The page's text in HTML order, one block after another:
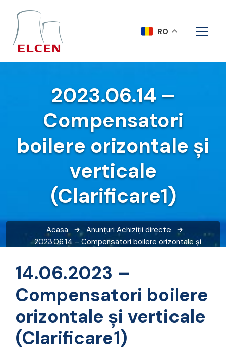
2023.06.14 –
Compensatori
boilere orizontale și
verticale
(Clarificare1)
Acasa Anunțuri Achiziții directe
2023.06.14 – Compensatori boilere orizontale și
14.06.2023 –
Compensatori boilere
orizontale și verticale
(Clarificare1)
RO